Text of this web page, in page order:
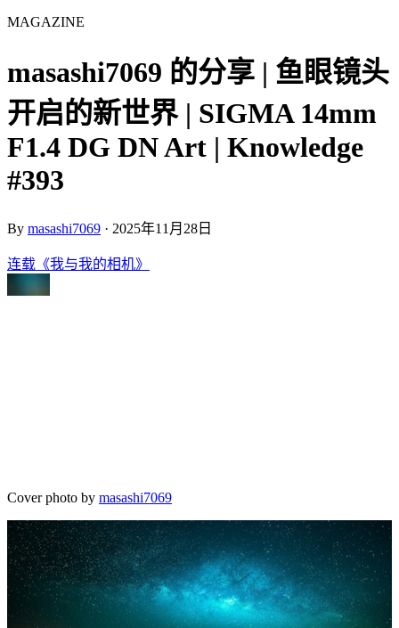
MAGAZINE
masashi7069 的分享 | 鱼眼镜头
开启的新世界 | SIGMA 14mm
F1.4 DG DN Art | Knowledge
#393
By masashi7069 · 2025年11月28日
连载《我与我的相机》
Cover photo by masashi7069